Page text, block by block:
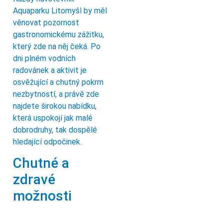
Aquaparku Litomyšl by měl
věnovat pozornost
gastronomickému zážitku,
který zde na něj čeká. Po
dni plném vodních
radovánek a aktivit je
osvěžující a chutný pokrm
nezbytností, a právě zde
najdete širokou nabídku,
která uspokojí jak malé
dobrodruhy, tak dospělé
hledající odpočinek.
Chutné a
zdravé
možnosti